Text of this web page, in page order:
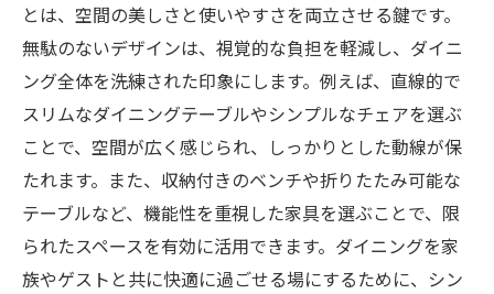
とは、空間の美しさと使いやすさを両立させる鍵です。
無駄のないデザインは、視覚的な負担を軽減し、ダイニ
ング全体を洗練された印象にします。例えば、直線的で
スリムなダイニングテーブルやシンプルなチェアを選ぶ
ことで、空間が広く感じられ、しっかりとした動線が保
たれます。また、収納付きのベンチや折りたたみ可能な
テーブルなど、機能性を重視した家具を選ぶことで、限
られたスペースを有効に活用できます。ダイニングを家
族やゲストと共に快適に過ごせる場にするために、シン